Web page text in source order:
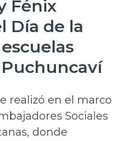
Fénix
Día de la
realizó en el marco
Sociales
donde